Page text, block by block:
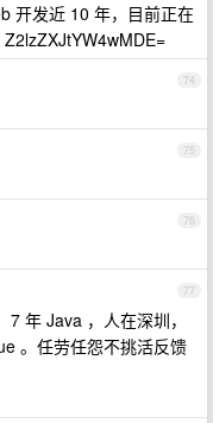
开发近 10 年，目前正在
74
75
76
77
年 Java ，人在深圳，
。任劳任怨不挑活反馈